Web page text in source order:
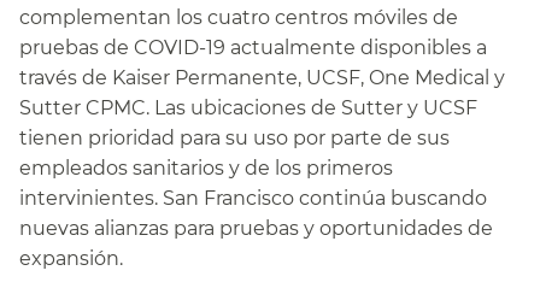
complementan los cuatro centros móviles de
pruebas de COVID-19 actualmente disponibles a
través de Kaiser Permanente, UCSF, One Medical y
Sutter CPMC. Las ubicaciones de Sutter y UCSF
tienen prioridad para su uso por parte de sus
empleados sanitarios y de los primeros
intervinientes. San Francisco continúa buscando
nuevas alianzas para pruebas y oportunidades de
expansión.​​